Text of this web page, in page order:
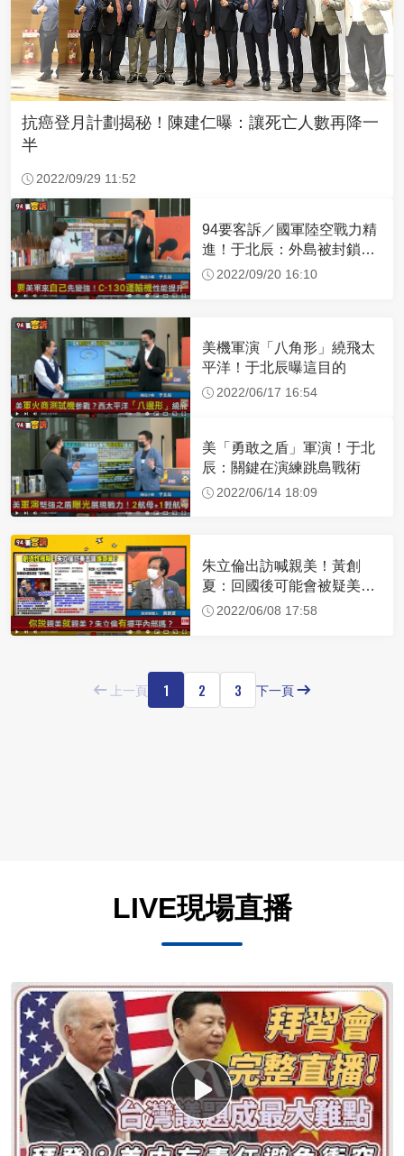
抗癌登月計劃揭秘！陳建仁曝：讓死亡人數再降一
半
2022/09/29 11:52
94要客訴／國軍陸空戰力精
進！于北辰：外島被封鎖可
空中補給
2022/09/20 16:10
美機軍演「八角形」繞飛太
平洋！于北辰曝這目的
2022/06/17 16:54
美「勇敢之盾」軍演！于北
辰：關鍵在演練跳島戰術
2022/06/14 18:09
朱立倫出訪喊親美！黃創
夏：回國後可能會被疑美派
圍剿2022/06/08 17:58
上一頁 1 2 3 下一頁
LIVE現場直播